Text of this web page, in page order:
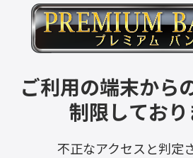
ご利用の端末から
制限しており
不正なアクセスと判定